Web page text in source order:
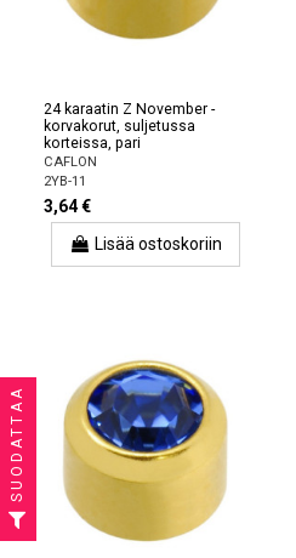
24 karaatin Z November -
korvakorut, suljetussa
korteissa, pari
CAFLON
2YB-11
3,64 €
Lisää ostoskoriin
SUODATTAA